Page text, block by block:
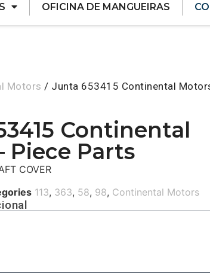
OFICINA DE MANGUEIRAS
Motors / Junta 653415 Continental
Continental
Piece Parts
COVER
113, 363, 58, 98, Continental Motors